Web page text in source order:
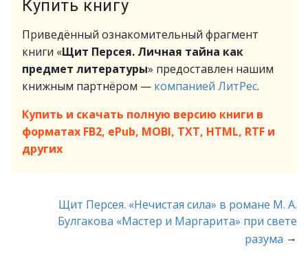
Купить книгу
Приведённый ознакомительный фрагмент
книги «Щит Персея. Личная тайна как
предмет литературы» предоставлен нашим
книжным партнёром — компанией ЛитРес.
Купить и скачать полную версию книги в
форматах FB2, ePub, MOBI, TXT, HTML, RTF и
других
Щит Персея. «Нечистая сила» в романе M. А.
Булгакова «Мастер и Маргарита» при свете
разума →